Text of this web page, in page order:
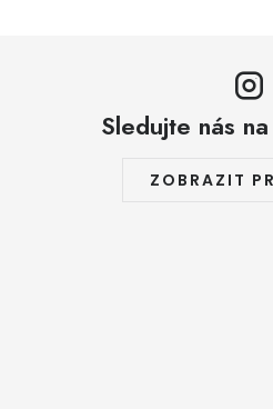
Sledujte nás
ZOBRAZIT